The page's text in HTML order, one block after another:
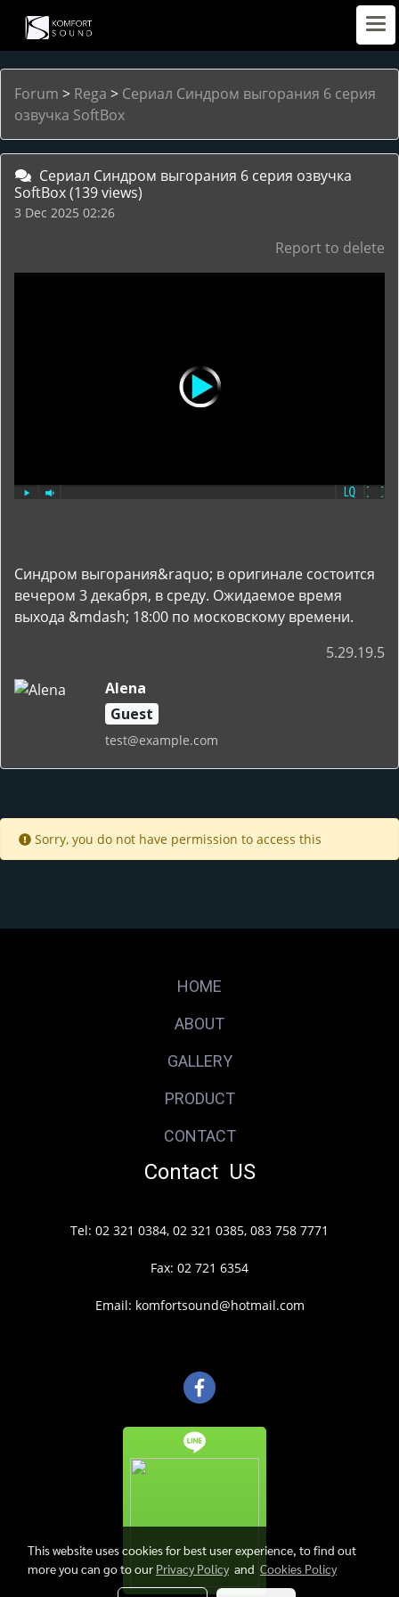
Forum > Rega > Сериал Синдром выгорания 6 серия
озвучка SoftBox
Сериал Синдром выгорания 6 серия озвучка
SoftBox(139 views)
3 Dec 2025 02:26
Report to delete
Синдром выгорания&raquo; в оригинале состоится
вечером 3 декабря, в среду. Ожидаемое время
выхода &mdash; 18:00 по московскому времени.
5.29.19.5
Alena
Guest
test@example.com
Sorry, you do not have permission to access this
HOME
ABOUT
GALLERY
PRODUCT
CONTACT
Contact US
Tel: 02 321 0384, 02 321 0385, 083 758 7771
Fax: 02 721 6354
Email: komfortsound@hotmail.com
This website uses cookies for best user experience, to find out
more you can go to our Privacy Policy and Cookies Policy